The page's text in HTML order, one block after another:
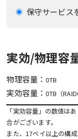
保守サービス
実効/物理容
物理容量：0TB
実効容量：0TB（
「実効容量」の数値は
合がございます。
また、17ベイ以上の構